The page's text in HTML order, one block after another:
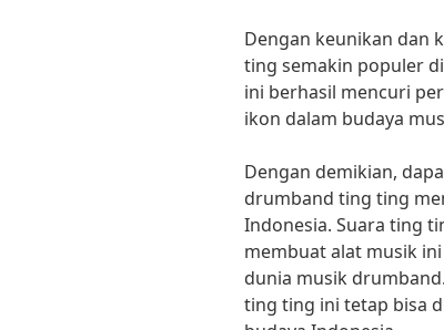
Dengan keunikan dan
ting semakin populer
ini berhasil mencuri
ikon dalam budaya
Dengan demikian,
drumband ting ting
Indonesia. Suara ting
membuat alat musik
dunia musik
ting ting ini tetap bisa